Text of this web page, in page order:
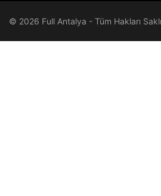
© 2026 Full Antalya - Tüm Hakları